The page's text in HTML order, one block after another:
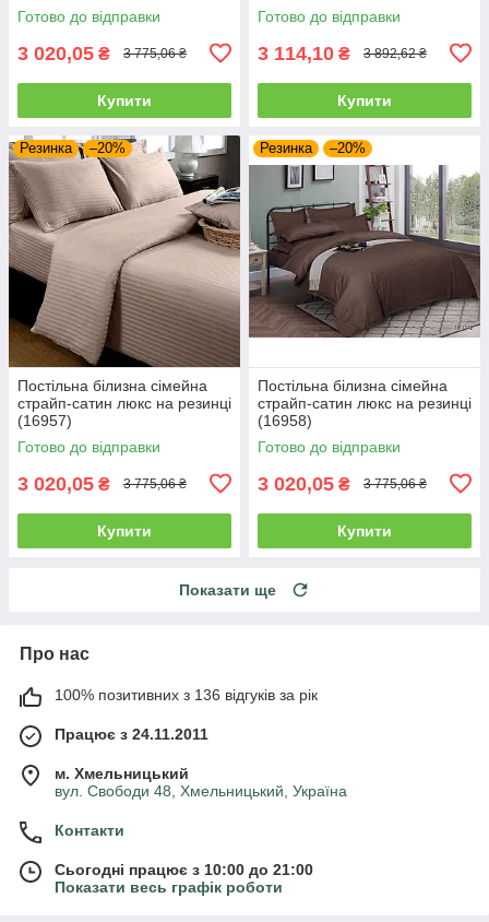
Готово до відправки
3 020,05 ₴ 3 775,06 ₴
Купити
Готово до відправки
3 114,10 ₴ 3 892,62 ₴
Купити
Резинка –20%
Постільна білизна сімейна
страйп-сатин люкс на резинці
(16957)
Готово до відправки
3 020,05 ₴ 3 775,06 ₴
Купити
Резинка –20%
Постільна білизна сімейна
страйп-сатин люкс на резинці
(16958)
Готово до відправки
3 020,05 ₴ 3 775,06 ₴
Купити
Показати ще
Про нас
100% позитивних з 136 відгуків за рік
Працює з 24.11.2011
м. Хмельницький
вул. Свободи 48, Хмельницький, Україна
Контакти
Сьогодні працює з 10:00 до 21:00
Показати весь графік роботи